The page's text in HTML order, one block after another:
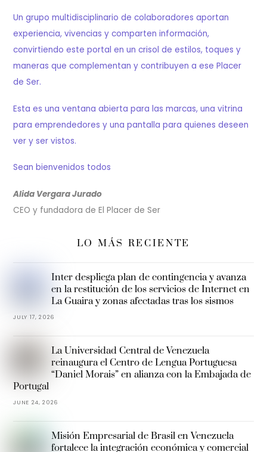
Un grupo multidisciplinario de colaboradores aportan
experiencia, vivencias y comparten información,
convirtiendo este portal en un crisol de estilos, toques y
maneras que complementan y contribuyen a ese Placer
de Ser.
Esta es una ventana abierta para las marcas, una vitrina
para emprendedores y una pantalla para quienes deseen
ver y ser vistos.
Sean bienvenidos todos
Alida Vergara Jurado
CEO y fundadora de El Placer de Ser
LO MÁS RECIENTE
Inter despliega plan de contingencia y avanza
en la restitución de los servicios de Internet en
La Guaira y zonas afectadas tras los sismos
JULY 17, 2026
La Universidad Central de Venezuela
reinaugura el Centro de Lengua Portuguesa
“Daniel Morais” en alianza con la Embajada de
Portugal
JUNE 24, 2026
Misión Empresarial de Brasil en Venezuela
fortalece la integración económica y comercial